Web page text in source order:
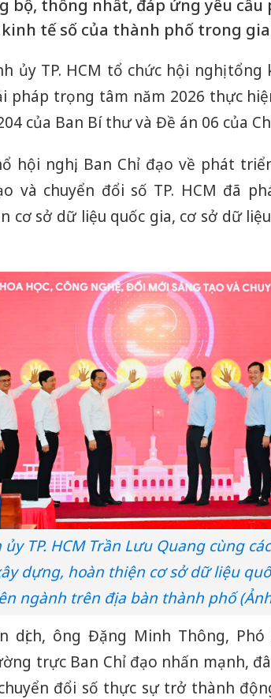
bộ, thống nhất, đáp ứng yêu cầu
tế số của thành phố trong
ủy TP. HCM tổ chức hội nghị
pháp trọng tâm năm 2026 thực
của Ban Bí thư và Đề án 06 của
hội nghị, Ban Chỉ đạo về phát
và chuyển đổi số TP. HCM đã
cơ sở dữ liệu quốc gia, cơ sở dữ
TP. HCM Trần Lưu Quang cùng
dựng, hoàn thiện cơ sở dữ liệu
ngành trên địa bàn thành phố
dịch, ông Đặng Minh Thông,
trực Ban Chỉ đạo nhấn mạnh,
đổi số thực sự trở thành